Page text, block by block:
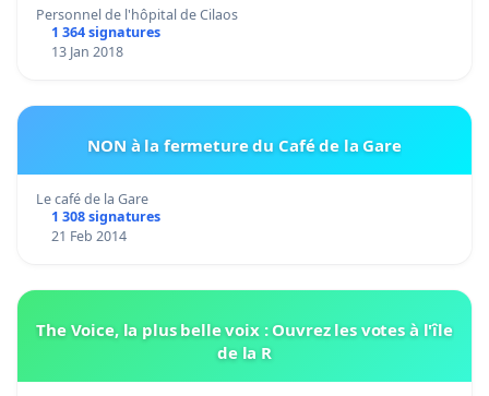
Personnel de l'hôpital de Cilaos
1 364 signatures
13 Jan 2018
NON à la fermeture du Café de la Gare
Le café de la Gare
1 308 signatures
21 Feb 2014
The Voice, la plus belle voix : Ouvrez les votes à l'île
de la R